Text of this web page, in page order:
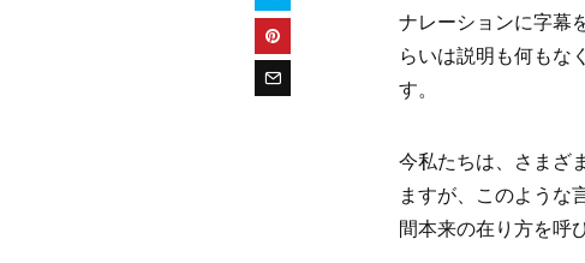
ナレーションに字幕
らいは説明も何もな
す。
今私たちは、さまざ
ますが、このような
間本来の在り方を呼